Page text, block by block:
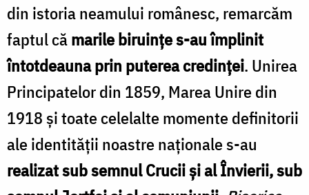
din istoria neamului românesc, remarcăm
faptul cămarile biruințe s-au împlinit
întotdeauna prin puterea credinței. Unirea
Principatelor din 1859, Marea Unire din
1918 și toate celelalte momente definitorii
ale identității noastre naționale s-au
realizat sub semnul Crucii și al Învierii, sub